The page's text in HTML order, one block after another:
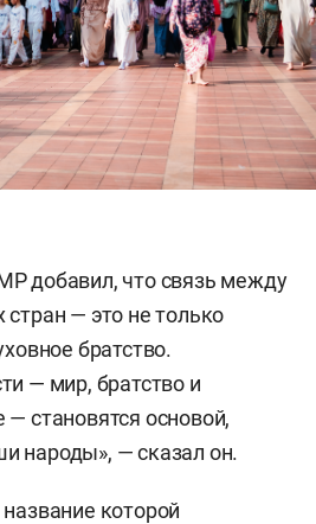
добавил, что связь между
— это не только
братство.
— мир, братство и
становятся основой,
народы», — сказал он.
которой